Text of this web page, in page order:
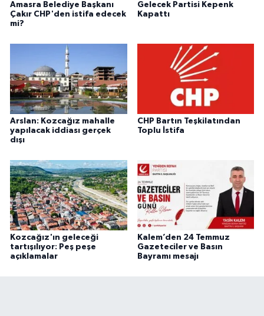
Amasra Belediye Başkanı
Çakır CHP'den istifa edecek
mi?
Gelecek Partisi Kepenk
Kapattı
Arslan: Kozcağız mahalle
yapılacak iddiası gerçek
dışı
CHP Bartın Teşkilatından
Toplu İstifa
Kozcağız'ın geleceği
tartışılıyor: Peş peşe
açıklamalar
Kalem’den 24 Temmuz
Gazeteciler ve Basın
Bayramı mesajı